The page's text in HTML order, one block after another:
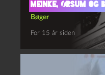
Meinke, Ørsum og
Bøger
For 15 år siden